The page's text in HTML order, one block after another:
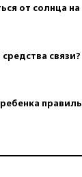
от солнца
связи?